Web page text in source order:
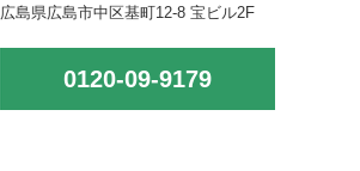
広島県広島市中区基町12-8 宝ビル2F
0120-09-9179